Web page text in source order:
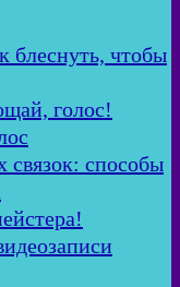
блеснуть, чтобы
голос!
связок: способы